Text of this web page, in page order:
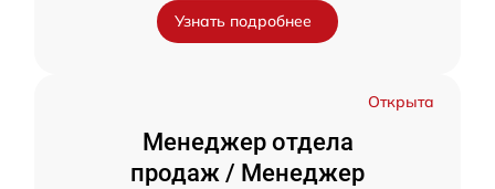
Узнать подробнее
Открыта
Менеджер отдела
продаж / Менеджер